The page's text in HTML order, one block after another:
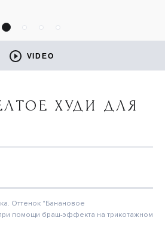
VIDEO
ХУДИ ДЛЯ
Оттенок "Банановое
помощи браш-эффекта на трикотажном